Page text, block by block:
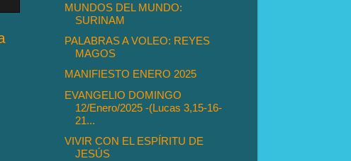
MUNDOS DEL MUNDO:
SURINAM
PALABRAS A VOLEO: REYES
MAGOS
MANIFIESTO ENERO 2025
EVANGELIO DOMINGO
12/Enero/2025 -(Lucas 3,15-16-
21...
VIVIR CON EL ESPÍRITU DE
JESÚS